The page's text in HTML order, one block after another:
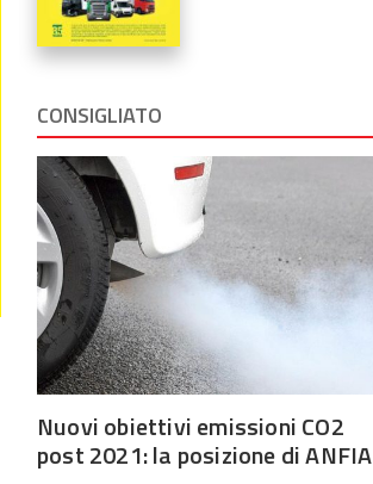
CONSIGLIATO
Nuovi obiettivi emissioni CO2
post 2021: la posizione di ANFIA